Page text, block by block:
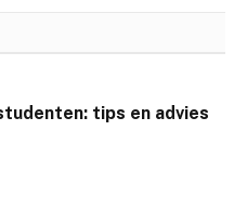
tips en advies